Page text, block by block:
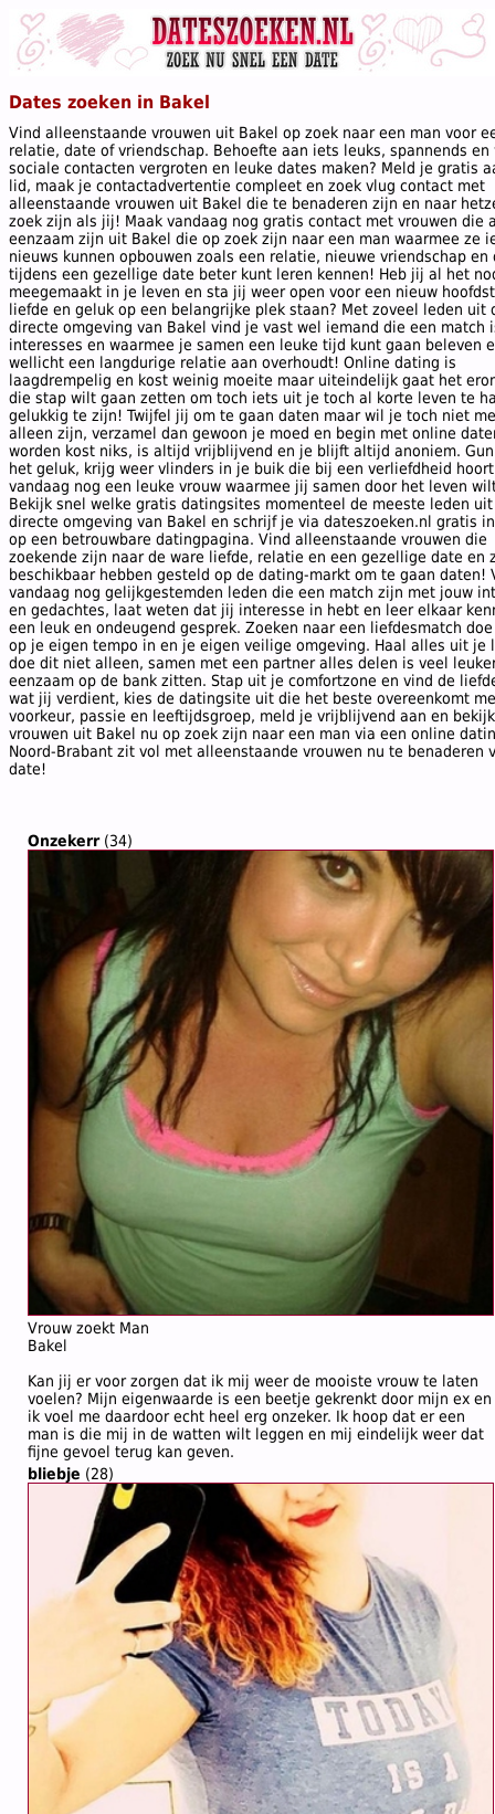
Dates zoeken in Bakel
Vind alleenstaande vrouwen uit Bakel op zoek naar een man voor
relatie, date of vriendschap. Behoefte aan iets leuks, spannends
sociale contacten vergroten en leuke dates maken? Meld je gratis
lid, maak je contactadvertentie compleet en zoek vlug contact met
alleenstaande vrouwen uit Bakel die te benaderen zijn en naar
zoek zijn als jij! Maak vandaag nog gratis contact met vrouwen die
eenzaam zijn uit Bakel die op zoek zijn naar een man waarmee ze
nieuws kunnen opbouwen zoals een relatie, nieuwe vriendschap en
tijdens een gezellige date beter kunt leren kennen! Heb jij al het
meegemaakt in je leven en sta jij weer open voor een nieuw
liefde en geluk op een belangrijke plek staan? Met zoveel leden uit
directe omgeving van Bakel vind je vast wel iemand die een match
interesses en waarmee je samen een leuke tijd kunt gaan beleven
wellicht een langdurige relatie aan overhoudt! Online dating is
laagdrempelig en kost weinig moeite maar uiteindelijk gaat het
die stap wilt gaan zetten om toch iets uit je toch al korte leven te
gelukkig te zijn! Twijfel jij om te gaan daten maar wil je toch niet
alleen zijn, verzamel dan gewoon je moed en begin met online
worden kost niks, is altijd vrijblijvend en je blijft altijd anoniem.
het geluk, krijg weer vlinders in je buik die bij een verliefdheid
vandaag nog een leuke vrouw waarmee jij samen door het leven
Bekijk snel welke gratis datingsites momenteel de meeste leden
directe omgeving van Bakel en schrijf je via dateszoeken.nl gratis
op een betrouwbare datingpagina. Vind alleenstaande vrouwen die
zoekende zijn naar de ware liefde, relatie en een gezellige date en
beschikbaar hebben gesteld op de dating-markt om te gaan daten!
vandaag nog gelijkgestemden leden die een match zijn met jouw
en gedachtes, laat weten dat jij interesse in hebt en leer elkaar
een leuk en ondeugend gesprek. Zoeken naar een liefdesmatch
op je eigen tempo in en je eigen veilige omgeving. Haal alles uit je
doe dit niet alleen, samen met een partner alles delen is veel
eenzaam op de bank zitten. Stap uit je comfortzone en vind de
wat jij verdient, kies de datingsite uit die het beste overeenkomt
voorkeur, passie en leeftijdsgroep, meld je vrijblijvend aan en
vrouwen uit Bakel nu op zoek zijn naar een man via een online
Noord-Brabant zit vol met alleenstaande vrouwen nu te benaderen
date!
Onzekerr(34)
Vrouw zoekt Man
Bakel
Kan jij er voor zorgen dat ik mij weer de mooiste vrouw te laten
voelen? Mijn eigenwaarde is een beetje gekrenkt door mijn ex en
ik voel me daardoor echt heel erg onzeker. Ik hoop dat er een
man is die mij in de watten wilt leggen en mij eindelijk weer dat
fijne gevoel terug kan geven.
bliebje (28)